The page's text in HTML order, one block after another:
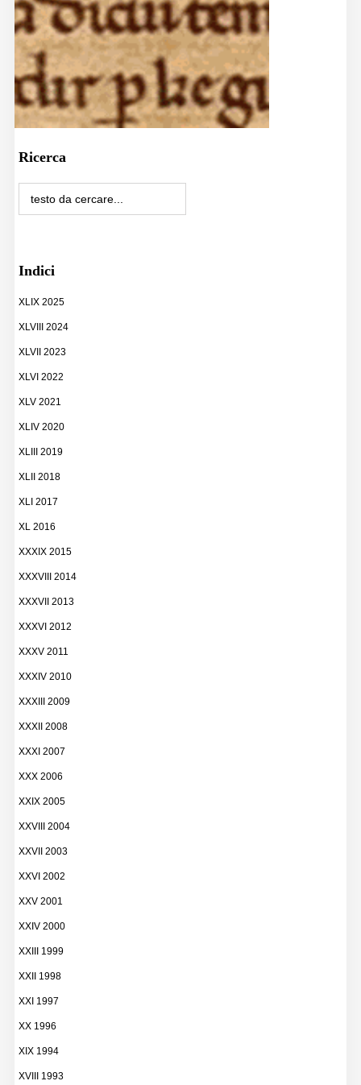
Ricerca
Indici
XLIX 2025
XLVIII 2024
XLVII 2023
XLVI 2022
XLV 2021
XLIV 2020
XLIII 2019
XLII 2018
XLI 2017
XL 2016
XXXIX 2015
XXXVIII 2014
XXXVII 2013
XXXVI 2012
XXXV 2011
XXXIV 2010
XXXIII 2009
XXXII 2008
XXXI 2007
XXX 2006
XXIX 2005
XXVIII 2004
XXVII 2003
XXVI 2002
XXV 2001
XXIV 2000
XXIII 1999
XXII 1998
XXI 1997
XX 1996
XIX 1994
XVIII 1993